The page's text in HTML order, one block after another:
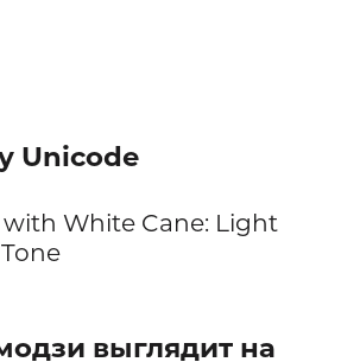
Unicode
with White Cane: Light
выглядит на